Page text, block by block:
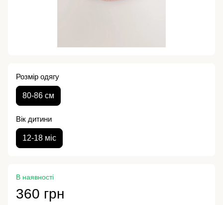
Розмір одягу
80-86 см
Вік дитини
12-18 міс
В наявності
360 грн